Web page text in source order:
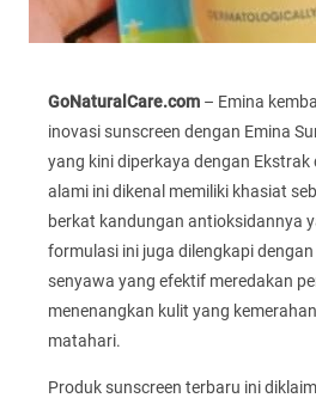
GoNaturalCare.com – Emina
inovasi sunscreen dengan Emina
yang kini diperkaya dengan
alami ini dikenal memiliki khasiat
berkat kandungan antioksidannya
formulasi ini juga dilengkapi
senyawa yang efektif meredakan
menenangkan kulit yang
matahari.
Produk sunscreen terbaru ini